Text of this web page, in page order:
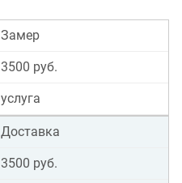
Замер
3500 руб.
услуга
Доставка
3500 руб.